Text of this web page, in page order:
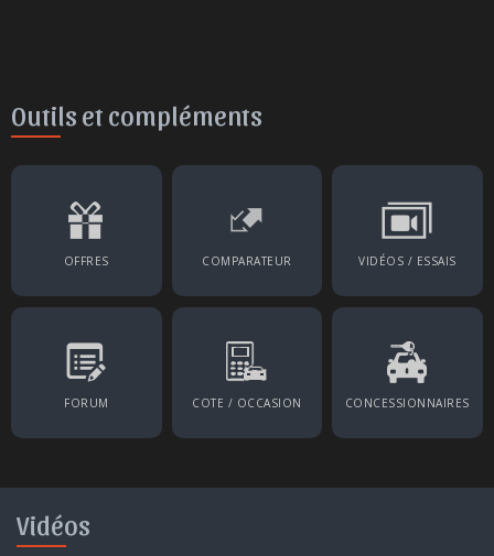
Outils et compléments
OFFRES COMPARATEUR VIDÉOS / ESSAIS
FORUM COTE / OCCASION CONCESSIONNAIRES
Vidéos